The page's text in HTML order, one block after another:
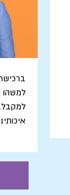
למשהו
למקבל.
איכותי1